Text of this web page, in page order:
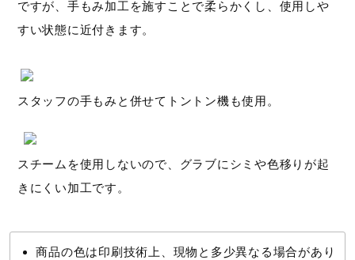
ですが、手もみ加工を施すことで柔らかくし、使用しや
すい状態に近付きます。
スタッフの手もみと併せてトントン機も使用。
スチームを使用しないので、グラブにシミや色移りが起
きにくい加工です。
商品の色は印刷技術上、現物と多少異なる場合があり